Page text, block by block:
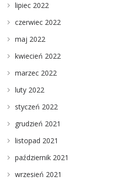
lipiec 2022
czerwiec 2022
maj 2022
kwiecień 2022
marzec 2022
luty 2022
styczeń 2022
grudzień 2021
listopad 2021
październik 2021
wrzesień 2021